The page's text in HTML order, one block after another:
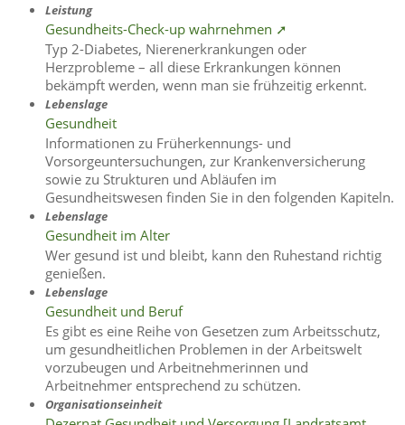
Leistung
Gesundheits-Check-up wahrnehmen ➚
Typ 2-Diabetes, Nierenerkrankungen oder
Herzprobleme – all diese Erkrankungen können
bekämpft werden, wenn man sie frühzeitig erkennt.
Lebenslage
Gesundheit
Informationen zu Früherkennungs- und
Vorsorgeuntersuchungen, zur Krankenversicherung
sowie zu Strukturen und Abläufen im
Gesundheitswesen finden Sie in den folgenden Kapiteln.
Lebenslage
Gesundheit im Alter
Wer gesund ist und bleibt, kann den Ruhestand richtig
genießen.
Lebenslage
Gesundheit und Beruf
Es gibt es eine Reihe von Gesetzen zum Arbeitsschutz,
um gesundheitlichen Problemen in der Arbeitswelt
vorzubeugen und Arbeitnehmerinnen und
Arbeitnehmer entsprechend zu schützen.
Organisationseinheit